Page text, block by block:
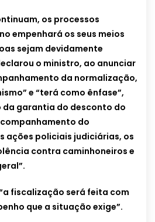
os processos
empenhará os seus meios
sejam devidamente
o ministro, ao anunciar
da normalização,
e “terá como ênfase”,
garantia do desconto do
do
ações policiais judiciárias, os
contra caminhoneiros e
fiscalização será feita com
que a situação exige”.